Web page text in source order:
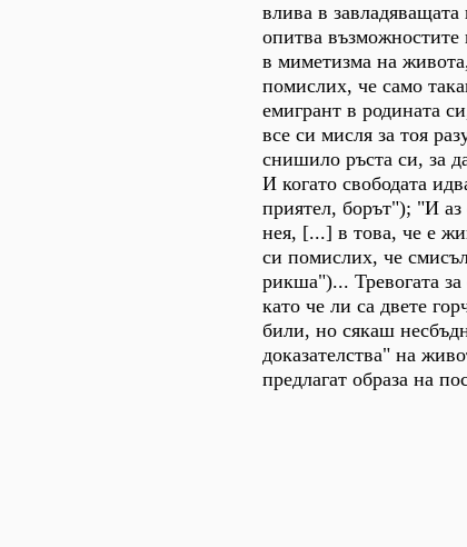
влива в
опитва възможностите
в миметизма на
помислих, че само
емигрант в родината
все си мисля за тоя
снишило ръста си, за
И когато свободата
приятел, борът"); "И
нея, [...] в това, че е
си помислих, че
рикша")... Тревогата за
като че ли са двете
били, но сякаш
доказателства" на
предлагат образа на